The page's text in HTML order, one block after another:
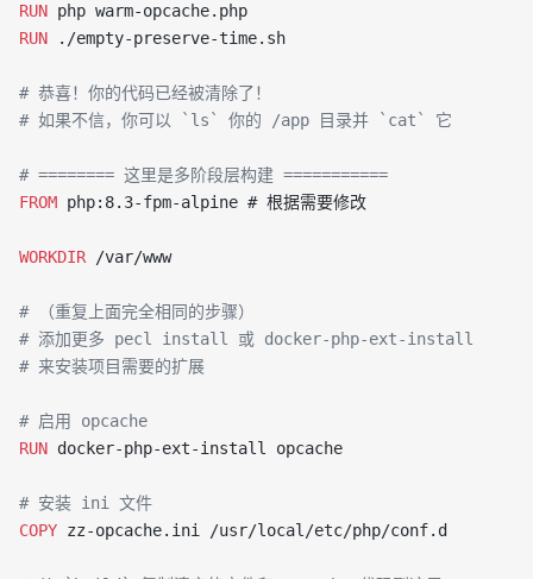
RUN php warm-opcache.php
RUN ./empty-preserve-time.sh
# 恭喜！你的代码已经被清除了！
# 如果不信，你可以 `ls` 你的 /app 目录并 `cat` 它
# ======== 这里是多阶段层构建 ===========
FROM php:8.3-fpm-alpine # 根据需要修改
WORKDIR /var/www
# （重复上面完全相同的步骤）
# 添加更多 pecl install 或 docker-php-ext-install
# 来安装项目需要的扩展
# 启用 opcache
RUN docker-php-ext-install opcache
# 安装 ini 文件
COPY zz-opcache.ini /usr/local/etc/php/conf.d